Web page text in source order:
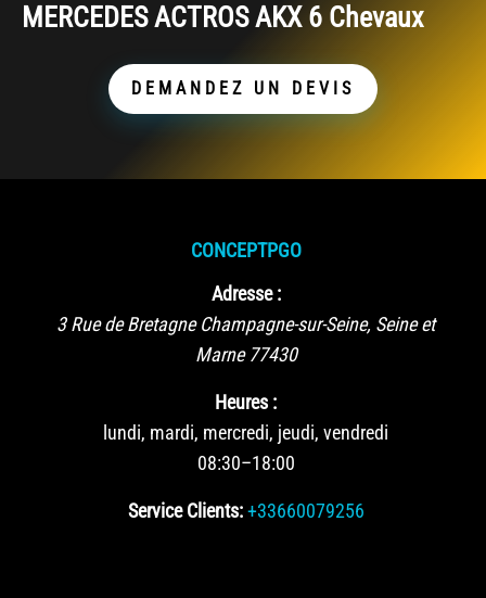
MERCEDES ACTROS AKX 6 Chevaux
DEMANDEZ UN DEVIS
CONCEPTPGO
Adresse :
3 Rue de Bretagne Champagne-sur-Seine, Seine et
Marne 77430
Heures :
lundi, mardi, mercredi, jeudi, vendredi
08:30–18:00
Service Clients: +33660079256